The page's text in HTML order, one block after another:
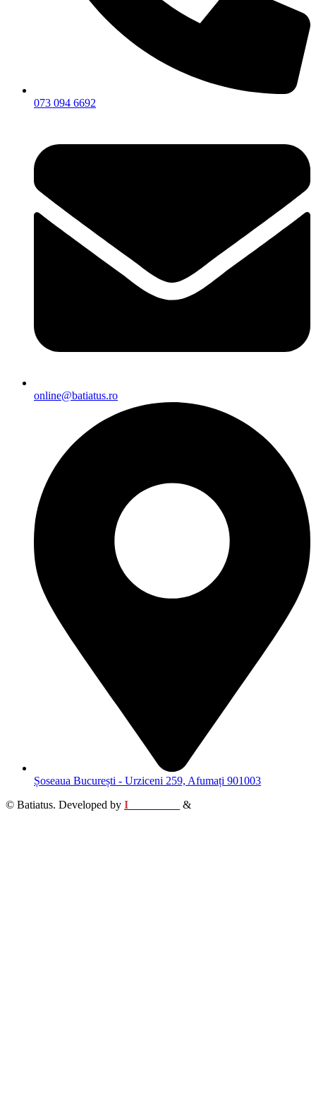
073 094 6692
online@batiatus.ro
Șoseaua București - Urziceni 259, Afumați 901003
© Batiatus. Developed by I &